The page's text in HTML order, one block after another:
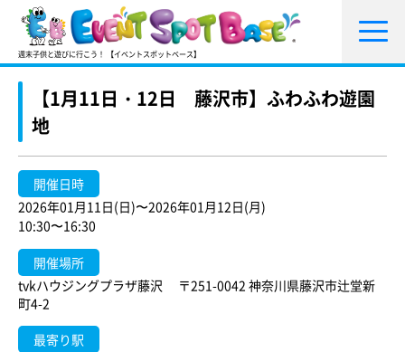
週末子供と遊びに行こう！ 【イベントスポットベース】
【1月11日・12日 藤沢市】ふわふわ遊園
地
開催日時
2026年01月11日(日)〜2026年01月12日(月)
10:30〜16:30
開催場所
tvkハウジングプラザ藤沢 〒251-0042 神奈川県藤沢市辻堂新
町4-2
最寄り駅